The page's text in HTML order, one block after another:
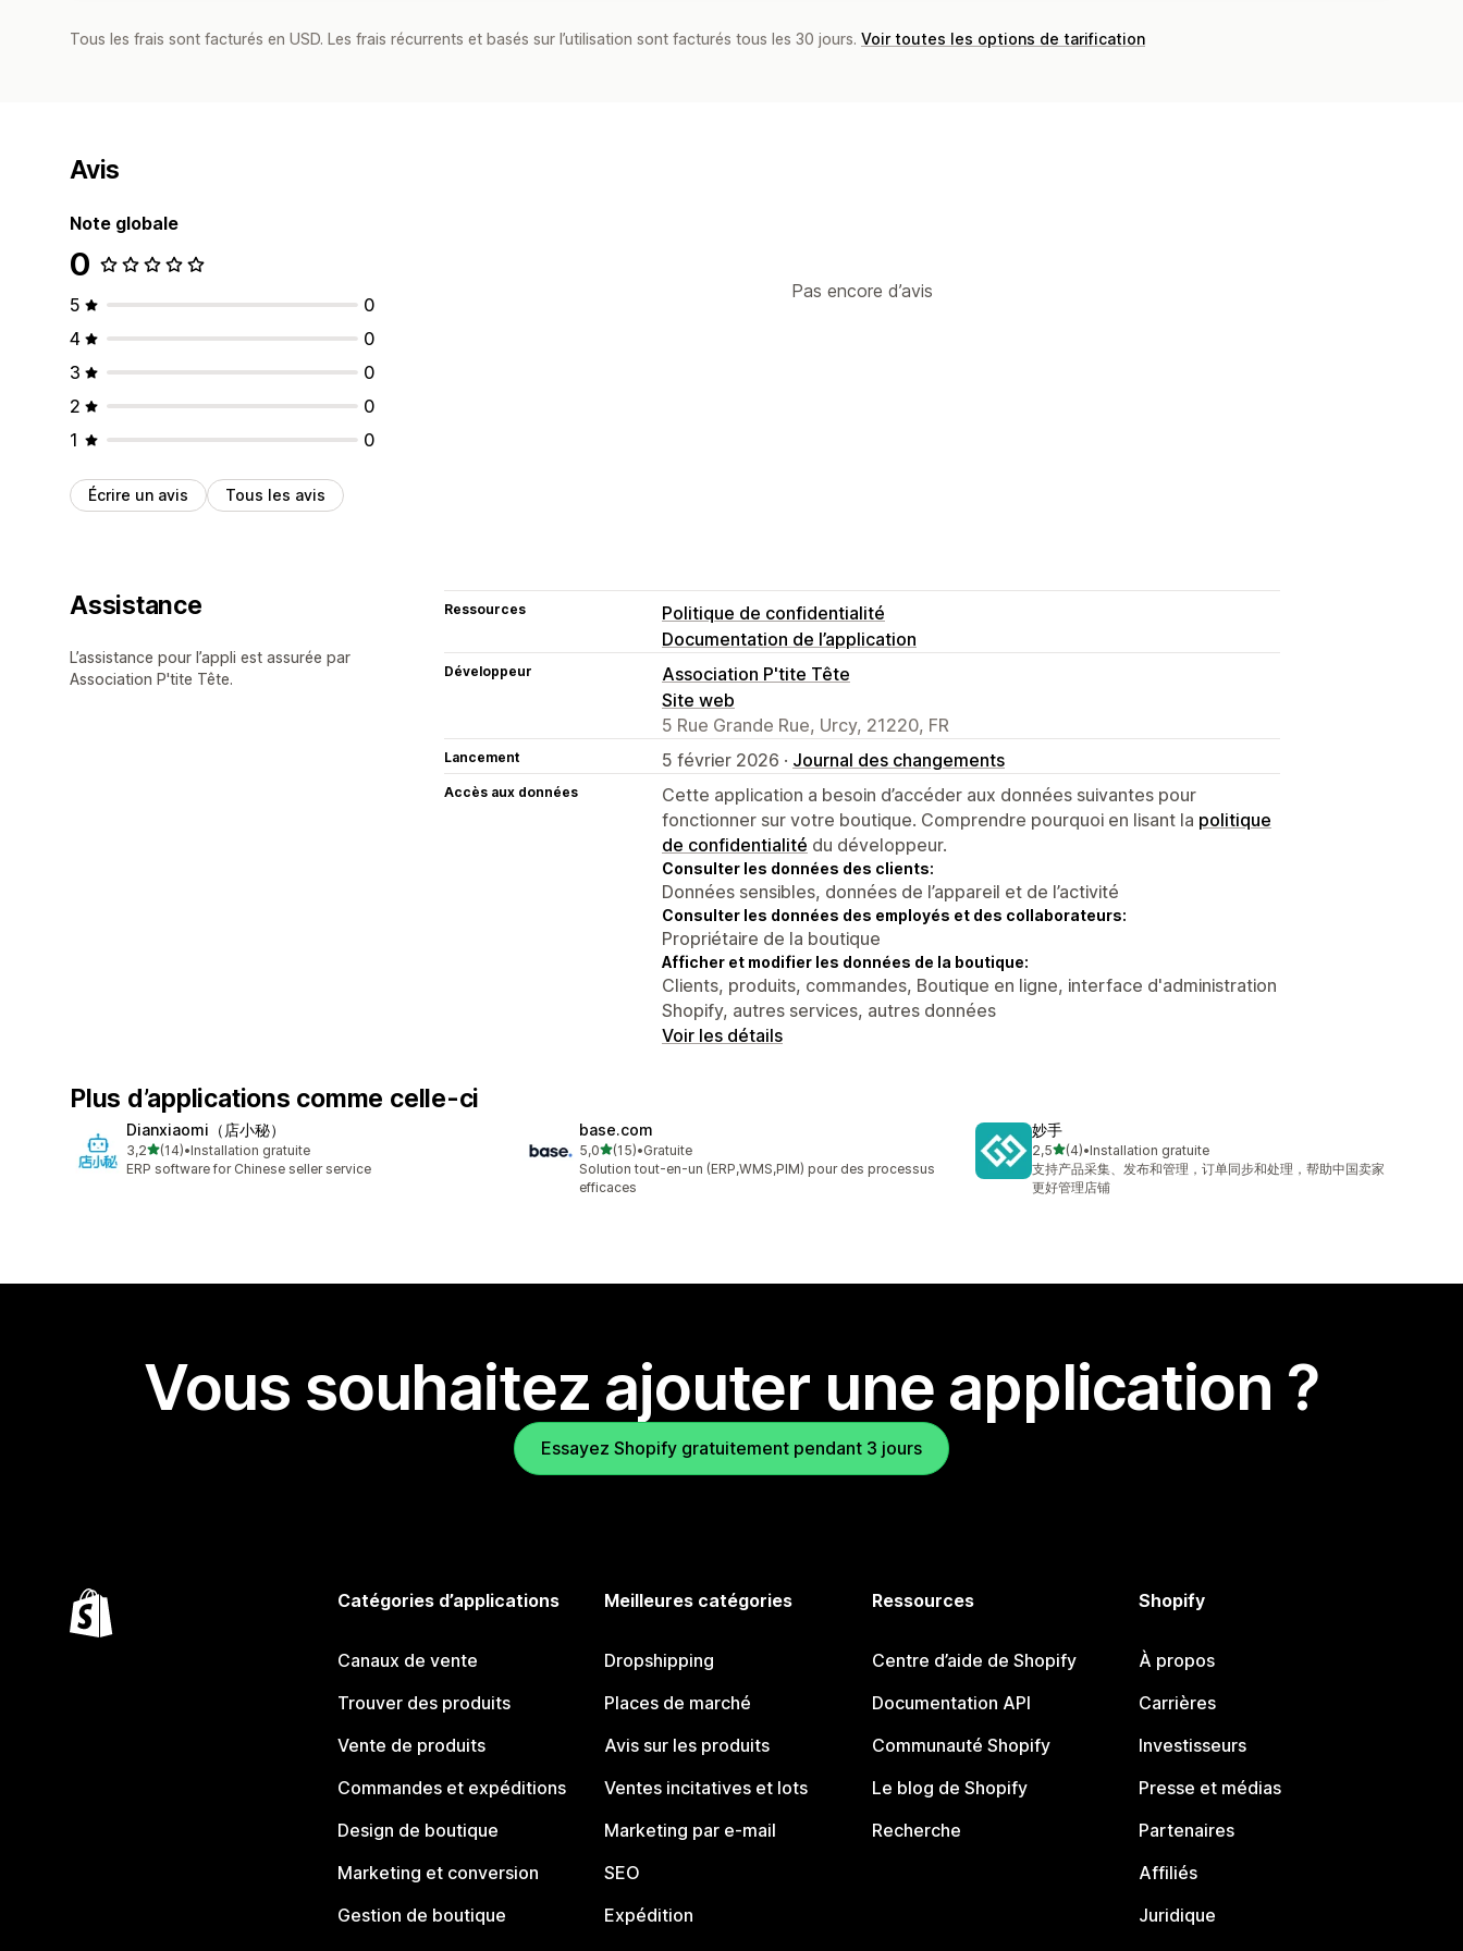
Tous les frais sont facturés en USD. Les frais récurrents et basés sur l’utilisation sont facturés tous les 30 jours. Voir toutes les options de tarification
Avis
Note globale
0
5
0
4
0
3
0
2
0
1
0
Écrire un avis Tous les avis
Pas encore d’avis
Assistance
L’assistance pour l’appli est assurée par
Association P'tite Tête.
Ressources
Politique de confidentialité
Documentation de l’application
Développeur
Association P'tite Tête
Site web
5 Rue Grande Rue, Urcy, 21220, FR
Lancement 5 février 2026 · Journal des changements
Accès aux données
Cette application a besoin d’accéder aux données suivantes pour
fonctionner sur votre boutique. Comprendre pourquoi en lisant la politique
de confidentialité du développeur.
Consulter les données des clients:
Données sensibles, données de l’appareil et de l’activité
Consulter les données des employés et des collaborateurs:
Propriétaire de la boutique
Afficher et modifier les données de la boutique:
Clients, produits, commandes, Boutique en ligne, interface d'administration
Shopify, autres services, autres données
Voir les détails
Plus d’applications comme celle-ci
Dianxiaomi（店小秘）
3,2étoile(s) sur 5
(14)
14 avis au total
•Installation gratuite
ERP software for Chinese seller service
base.com
5,0étoile(s) sur 5
(15)
15 avis au total
•Gratuite
Solution tout-en-un (ERP,WMS,PIM) pour des processus
efficaces
妙手
2,5étoile(s) sur 5
(4)
4 avis au total
•Installation gratuite
支持产品采集、发布和管理，订单同步和处理，帮助中国卖家
更好管理店铺
Vous souhaitez ajouter une application ?
Essayez Shopify gratuitement pendant 3 jours
Catégories d’applications
Canaux de vente
Trouver des produits
Vente de produits
Commandes et expéditions
Design de boutique
Marketing et conversion
Gestion de boutique
Meilleures catégories
Dropshipping
Places de marché
Avis sur les produits
Ventes incitatives et lots
Marketing par e-mail
SEO
Expédition
Ressources
Centre d’aide de Shopify
Documentation API
Communauté Shopify
Le blog de Shopify
Recherche
Shopify
À propos
Carrières
Investisseurs
Presse et médias
Partenaires
Affiliés
Juridique